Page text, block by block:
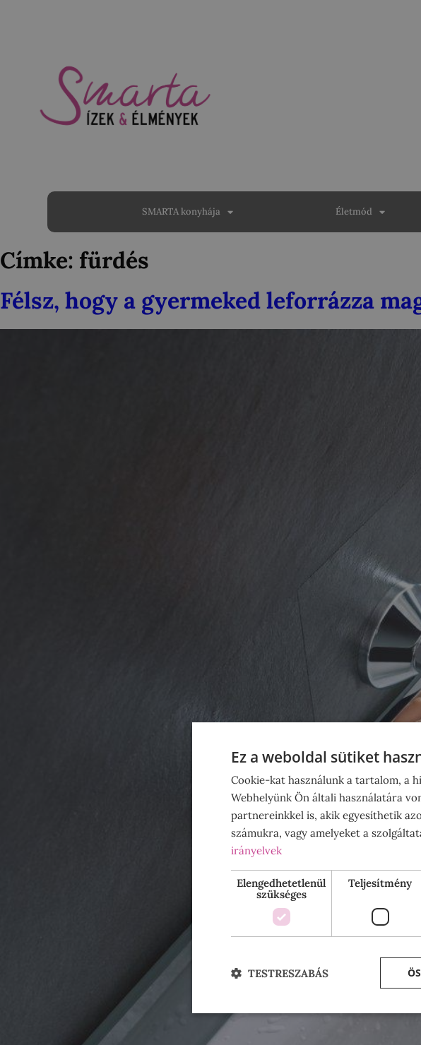
SMARTA konyhája Életmód
Címke: fürdés
Félsz, hogy a gyermeked leforrázza
Ez a weboldal sütiket
Cookie-kat használunk a tartalom, a
Webhelyünk Ön általi használatára
partnereinkkel is, akik egyesíthetik
számukra, vagy amelyeket a
irányelvek
Elengedhetetlenül
szükséges
Teljesítmény
TESTRESZABÁS